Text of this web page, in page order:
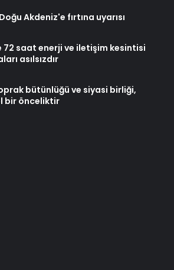
Akdeniz'e fırtına uyarısı
72 saat enerji ve iletişim kesintisi
asılsızdır
bütünlüğü ve siyasi birliği,
bir önceliktir